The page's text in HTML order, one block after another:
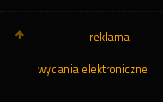
reklama
wydania elektroniczne